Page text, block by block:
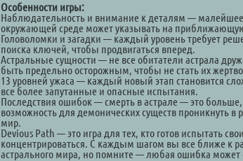
Особенности игры:
Наблюдательность и внимание к деталям —
окружающей среде может указывать на
Головоломки и загадки — каждый уровень требует
поиска ключей, чтобы продвигаться вперед.
Астральные сущности — не все обитатели астрала
быть предельно осторожным, чтобы не стать их
13 уровней ужаса — каждый новый этап становится
все более запутанные и опасные испытания.
Последствия ошибок — смерть в астрале — это
возможность для демонических существ проникнуть в
мир.
Devious Path — это игра для тех, кто готов испытать
концентрироваться. С каждым шагом вы все ближе к
астрального мира, но помните — любая ошибка может